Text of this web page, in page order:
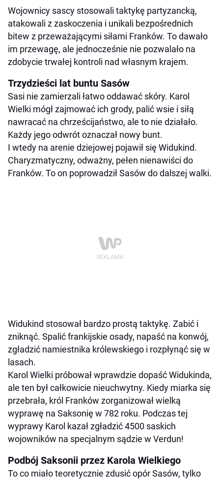
Wojownicy sascy stosowali taktykę partyzancką,
atakowali z zaskoczenia i unikali bezpośrednich
bitew z przeważającymi siłami Franków. To dawało
im przewagę, ale jednocześnie nie pozwalało na
zdobycie trwałej kontroli nad własnym krajem.
Trzydzieści lat buntu Sasów
Sasi nie zamierzali łatwo oddawać skóry. Karol
Wielki mógł zajmować ich grody, palić wsie i siłą
nawracać na chrześcijaństwo, ale to nie działało.
Każdy jego odwrót oznaczał nowy bunt.
I wtedy na arenie dziejowej pojawił się Widukind.
Charyzmatyczny, odważny, pełen nienawiści do
Franków. To on poprowadził Sasów do dalszej walki.
Widukind stosował bardzo prostą taktykę. Zabić i
zniknąć. Spalić frankijskie osady, napaść na konwój,
zgładzić namiestnika królewskiego i rozpłynąć się w
lasach.
Karol Wielki próbował wprawdzie dopaść Widukinda,
ale ten był całkowicie nieuchwytny. Kiedy miarka się
przebrała, król Franków zorganizował wielką
wyprawę na Saksonię w 782 roku. Podczas tej
wyprawy Karol kazał zgładzić 4500 saskich
wojowników na specjalnym sądzie w Verdun!
Podbój Saksonii przez Karola Wielkiego
To co miało teoretycznie zdusić opór Sasów, tylko